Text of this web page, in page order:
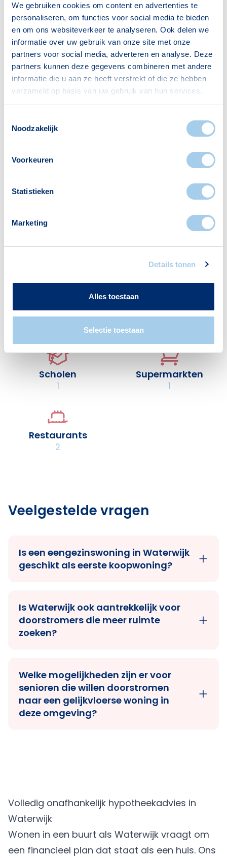
We gebruiken cookies om content en advertenties te
personaliseren, om functies voor social media te bieden
en om ons websiteverkeer te analyseren. Ook delen we
informatie over uw gebruik van onze site met onze
partners voor social media, adverteren en analyse. Deze
partners kunnen deze gegevens combineren met andere
informatie die u aan ze heeft verstrekt of die ze hebben
verzameld op basis van uw gebruik van hun services.
Noodzakelijk
Voorkeuren
Statistieken
Marketing
Details tonen
Alles toestaan
Selectie toestaan
18–25 jaar
772
25–45 jaar
2098
45–65 jaar
1880
65+ jaar
1458
Bron: CBS
Huishoudens
1057
959
1247
Voorzieningen in Waterwijk
er:
Scholen
1
Supermarkten
1
Restaurants
2
Veelgestelde vragen
Is een eengezinswoning in Waterwijk
geschikt als eerste koopwoning?
Is Waterwijk ook aantrekkelijk voor
doorstromers die meer ruimte
zoeken?
Welke mogelijkheden zijn er voor
senioren die willen doorstromen
naar een gelijkvloerse woning in
deze omgeving?
Volledig onafhankelijk hypotheekadvies in
Waterwijk
Wonen in een buurt als Waterwijk vraagt om
een financieel plan dat staat als een huis. Ons